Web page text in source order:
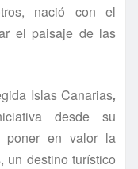
nació con el
el paisaje de las
Islas Canarias,
desde su
poner en valor la
un destino turístico